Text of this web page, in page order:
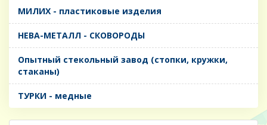
МИЛИХ - пластиковые изделия
НЕВА-МЕТАЛЛ - СКОВОРОДЫ
Опытный стекольный завод (стопки, кружки,
стаканы)
ТУРКИ - медные